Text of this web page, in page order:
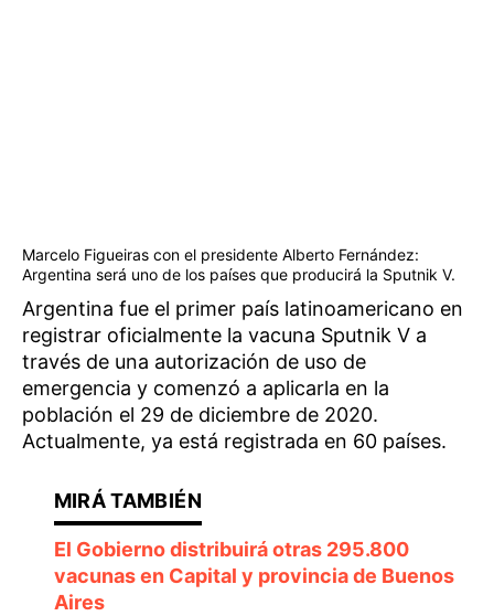
Marcelo Figueiras con el presidente Alberto Fernández:
Argentina será uno de los países que producirá la Sputnik V.
Argentina fue el primer país latinoamericano en
registrar oficialmente la vacuna Sputnik V a
través de una autorización de uso de
emergencia y comenzó a aplicarla en la
población el 29 de diciembre de 2020.
Actualmente, ya está registrada en 60 países.
El Gobierno distribuirá otras 295.800
vacunas en Capital y provincia de Buenos
Aires